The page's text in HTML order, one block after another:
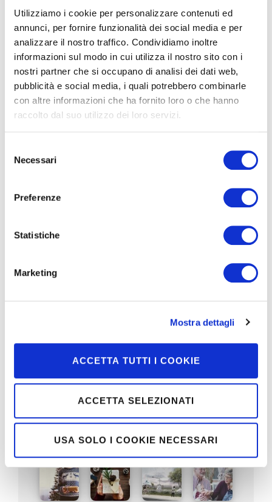
Utilizziamo i cookie per personalizzare contenuti ed
annunci, per fornire funzionalità dei social media e per
analizzare il nostro traffico. Condividiamo inoltre
informazioni sul modo in cui utilizza il nostro sito con i
nostri partner che si occupano di analisi dei dati web,
pubblicità e social media, i quali potrebbero combinarle
con altre informazioni che ha fornito loro o che hanno
raccolto dal suo utilizzo dei loro servizi.
delNecessari
Preferenze
Statistiche
Marketing
Mostra dettagli
ACCETTA TUTTI I COOKIE
ACCETTA SELEZIONATI
USA SOLO I COOKIE NECESSARI
Eventi e Fiere
In evidenza
La rubrica di Pepitosa
Mondo Moretti
Prodotti
Sociale